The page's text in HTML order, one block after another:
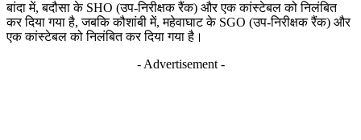
बांदा में, बदौसा के SHO (उप-निरीक्षक रैंक) और एक कांस्टेबल को निलंबित
कर दिया गया है, जबकि कौशांबी में, महेवाघाट के SGO (उप-निरीक्षक रैंक) और
एक कांस्टेबल को निलंबित कर दिया गया है।
- Advertisement -